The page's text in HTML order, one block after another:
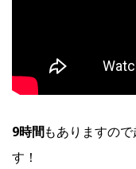
9時間もありますの
す！